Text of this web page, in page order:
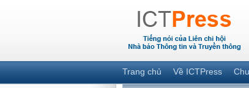
Trang chủ Về ICTPress